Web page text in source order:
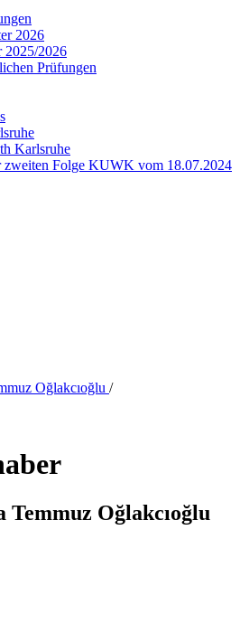
2026
2025/2026
Prüfungen
Karlsruhe
zweiten Folge KUWK vom 18.07.2024
Oğlakcıoğlu /
Oğlakcıoğlu